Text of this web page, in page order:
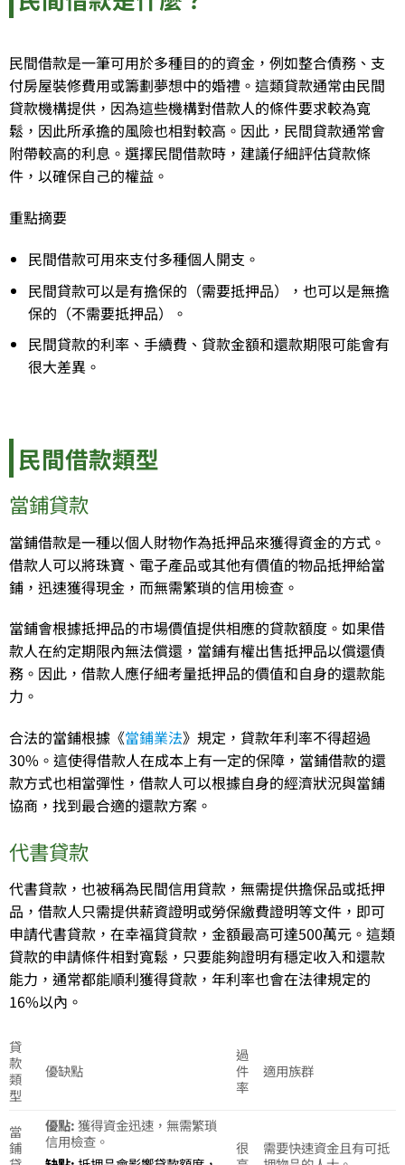
民間借款是一筆可用於多種目的的資金，例如整合債務、支
付房屋裝修費用或籌劃夢想中的婚禮。這類貸款通常由民間
貸款機構提供，因為這些機構對借款人的條件要求較為寬
鬆，因此所承擔的風險也相對較高。因此，民間貸款通常會
附帶較高的利息。選擇民間借款時，建議仔細評估貸款條
件，以確保自己的權益。
重點摘要
民間借款可用來支付多種個人開支。
民間貸款可以是有擔保的（需要抵押品），也可以是無擔
保的（不需要抵押品）。
民間貸款的利率、手續費、貸款金額和還款期限可能會有
很大差異。
民間借款類型
當鋪貸款
當鋪借款是一種以個人財物作為抵押品來獲得資金的方式。
借款人可以將珠寶、電子產品或其他有價值的物品抵押給當
鋪，迅速獲得現金，而無需繁瑣的信用檢查。
當鋪會根據抵押品的市場價值提供相應的貸款額度。如果借
款人在約定期限內無法償還，當鋪有權出售抵押品以償還債
務。因此，借款人應仔細考量抵押品的價值和自身的還款能
力。
合法的當鋪根據《當鋪業法》規定，貸款年利率不得超過
30%。這使得借款人在成本上有一定的保障，當鋪借款的還
款方式也相當彈性，借款人可以根據自身的經濟狀況與當鋪
協商，找到最合適的還款方案。
代書貸款
代書貸款，也被稱為民間信用貸款，無需提供擔保品或抵押
品，借款人只需提供薪資證明或勞保繳費證明等文件，即可
申請代書貸款，在幸福貸貸款，金額最高可達500萬元。這類
貸款的申請條件相對寬鬆，只要能夠證明有穩定收入和還款
能力，通常都能順利獲得貸款，年利率也會在法律規定的
16%以內。
貸
款
類
型
優缺點
過
件
率
適用族群
當
鋪
優點:獲得資金迅速，無需繁瑣
信用檢查。
很
需要快速資金且有可抵